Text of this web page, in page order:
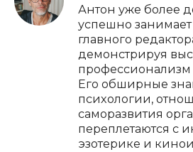
Антон уже более
успешно
главного
демонстрируя
профессионализм
Его обширные
психологии,
саморазвития
переплетаются с
эзотерике и